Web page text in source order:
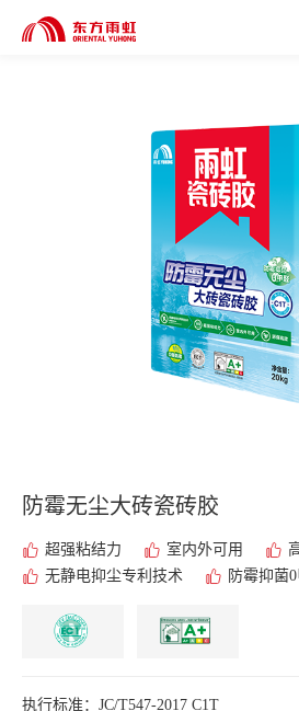
防霉无尘大砖瓷砖胶
超强粘结力 室内外可用
无静电抑尘专利技术
防霉抑菌
执行标准：JC/T547-2017 C1T